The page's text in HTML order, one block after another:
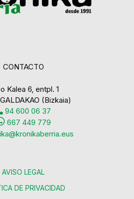
CONTACTO
Kalea 6, entpl. 1
(Bizkaia)
94 600 06 37
667 449 779
AVISO LEGAL
DE PRIVACIDAD